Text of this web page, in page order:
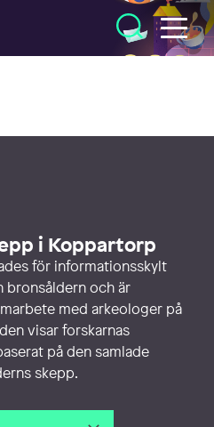
i Koppartorp
för informationsskylt
bronsåldern och är
med arkeologer på
visar forskarnas
på den samlade
skepp.